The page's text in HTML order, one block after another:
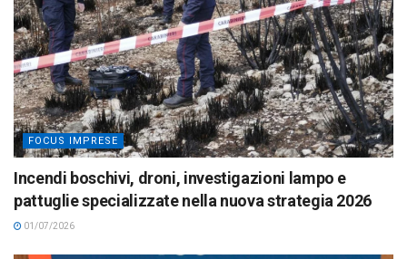
FOCUS IMPRESE
Incendi boschivi, droni, investigazioni lampo e
pattuglie specializzate nella nuova strategia 2026
01/07/2026